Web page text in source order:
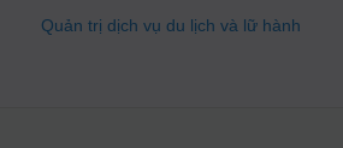
Quản trị dịch vụ du lịch và lữ hành